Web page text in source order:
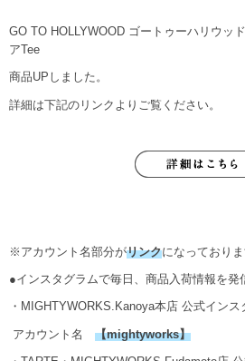
GO TO HOLLYWOOD ゴートゥーハリウッ
アTee
商品UPしました。
詳細は下記のリンクよりご覧ください。
※アカウント名部分がリンクになっておりま
●インスタグラムで毎日、商品入荷情報を発
・MIGHTYWORKS.Kanoya本店 公式イン
アカウント名 【mightyworks】